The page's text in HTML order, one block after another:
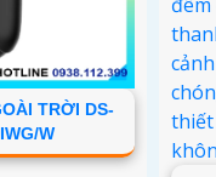
TRỜI DS-
W